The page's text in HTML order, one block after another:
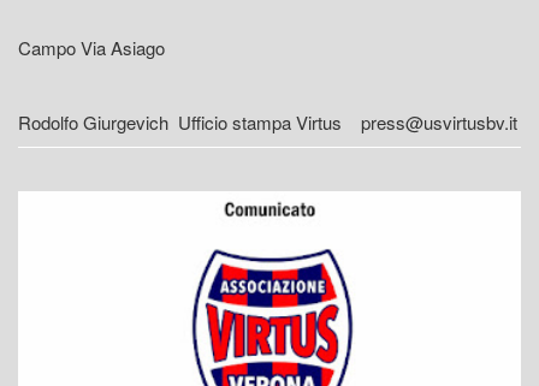
Campo Via Asiago
Rodolfo Giurgevich Ufficio stampa Virtus press@usvirtusbv.it